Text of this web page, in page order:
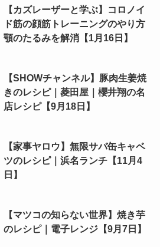
【カズレーザーと学ぶ】コロノイ
ド筋の顔筋トレーニングのやり方
顎のたるみを解消【1月16日】
【SHOWチャンネル】豚肉生姜焼
きのレシピ｜菱田屋｜櫻井翔の名
店レシピ【9月18日】
【家事ヤロウ】無限サバ缶キャベ
ツのレシピ｜浜名ランチ【11月4
日】
【マツコの知らない世界】焼き芋
のレシピ｜電子レンジ【9月7日】